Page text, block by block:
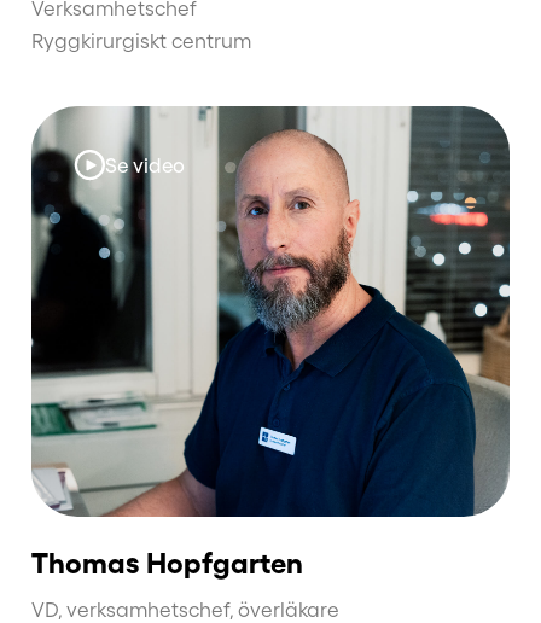
Verksamhetschef
Ryggkirurgiskt centrum
Se video
Thomas Hopfgarten
VD, verksamhetschef, överläkare